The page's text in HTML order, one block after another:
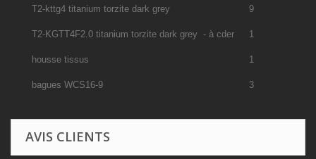
T2-kttg4 titanium torzite dark grey 9
T2-KGTT4F2.0 titanium torzite dark grey - à cder 1
housse tissus 1
bagues WCS16-9 3
AVIS CLIENTS